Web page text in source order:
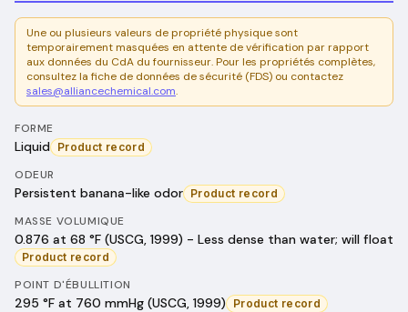
Une ou plusieurs valeurs de propriété physique sont
temporairement masquées en attente de vérification par rapport
aux données du CdA du fournisseur. Pour les propriétés complètes,
consultez la fiche de données de sécurité (FDS) ou contactez
sales@alliancechemical.com.
FORME
Liquid Product record
ODEUR
Persistent banana-like odor Product record
MASSE VOLUMIQUE
0.876 at 68 °F (USCG, 1999) - Less dense than water; will float
Product record
POINT D'ÉBULLITION
295 °F at 760 mmHg (USCG, 1999) Product record